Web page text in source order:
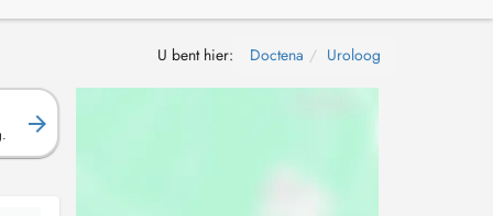
U bent hier: Doctena Uroloog